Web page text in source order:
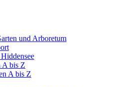
und Arboretum
A bis Z
A bis Z